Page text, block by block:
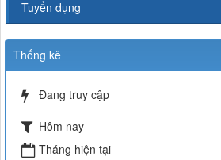
Tuyển dụng
Thống kê
Đang truy cập
Hôm nay
Tháng hiện tại